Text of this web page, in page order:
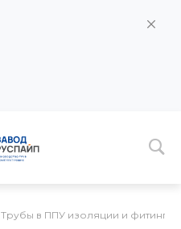
Трубы в ППУ изоляции и фитинги